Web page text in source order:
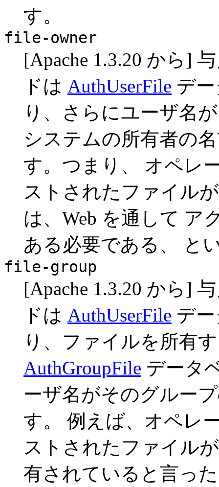
す。
file-owner
[Apache 1.3.20 から]
ドは AuthUserFile デ
り、さらにユーザ名
システムの所有者の
す。つまり、 オペレ
ストされたファイル
は、Web を通して ア
ある必要である、 と
file-group
[Apache 1.3.20 から]
ドは AuthUserFile デ
り、ファイルを所有
AuthGroupFile データ
ーザ名がそのグルー
す。 例えば、オペレ
ストされたファイル
有されていると言っ